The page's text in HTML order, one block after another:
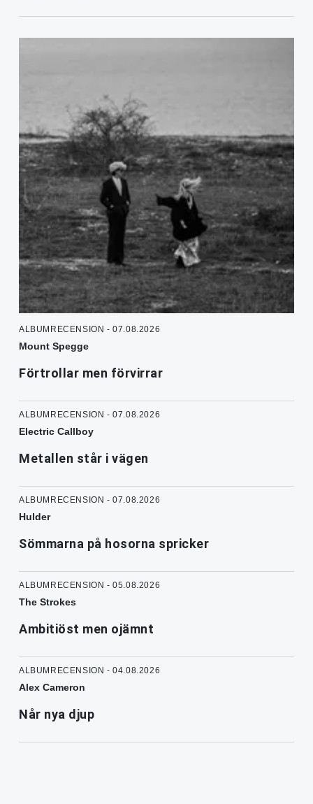
ALBUMRECENSION - 07.08.2026
Mount Spegge
Förtrollar men förvirrar
ALBUMRECENSION - 07.08.2026
Electric Callboy
Metallen står i vägen
ALBUMRECENSION - 07.08.2026
Hulder
Sömmarna på hosorna spricker
ALBUMRECENSION - 05.08.2026
The Strokes
Ambitiöst men ojämnt
ALBUMRECENSION - 04.08.2026
Alex Cameron
Når nya djup